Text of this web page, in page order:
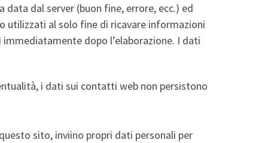
dal server (buon fine, errore, ecc.) ed
utilizzati al solo fine di ricavare informazioni
dopo l’elaborazione. I dati
i dati sui contatti web non persistono
sito, inviino propri dati personali per